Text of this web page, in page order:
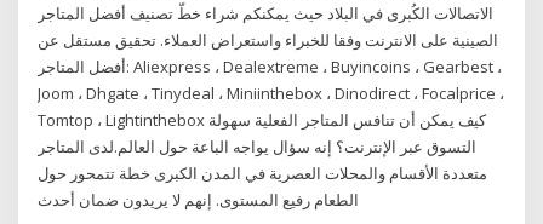
الاتصالات الكُبرى في البلاد حيث يمكنكم شراء خطّ تصنيف أفضل المتاجر
الصينية على الانترنت وفقا للخبراء واستعراض العملاء. تحقيق مستقل عن
أفضل المتاجر: Aliexpress ، Dealextreme ، Buyincoins ، Gearbest ،
Joom ، Dhgate ، Tinydeal ، Miniinthebox ، Dinodirect ، Focalprice ،
Tomtop ، Lightinthebox كيف يمكن أن تنافس المتاجر الفعلية سهولة
التسوق عبر الإنترنت؟ إنه سؤال يواجه الباعة حول العالم.لدى المتاجر
متعددة الأقسام والمحلات العصرية في المدن الكبرى خطة تتمحور حول
الطعام رفيع المستوى. إنهم لا يريدون ضمان أحدث